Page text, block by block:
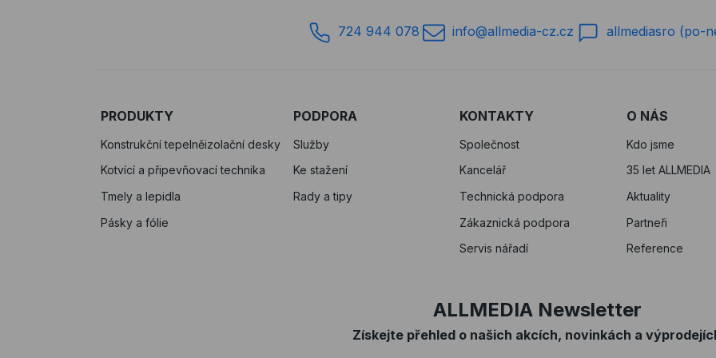
724 944 078 info@allmedia-cz.cz allmediasro (po-
PRODUKTY
Konstrukční tepelněizolační desky
Kotvící a připevňovací technika
Tmely a lepidla
Pásky a fólie
PODPORA
Služby
Ke stažení
Rady a tipy
KONTAKTY
Společnost
Kancelář
Technická podpora
Zákaznická podpora
Servis nářadí
O NÁS
Kdo jsme
35 let ALLMEDIA
Aktuality
Partneři
Reference
ALLMEDIA Newsletter
Získejte přehled o našich akcích, novinkách a